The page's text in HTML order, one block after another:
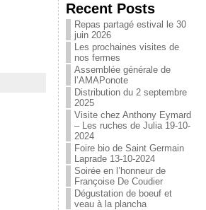
Recent Posts
Repas partagé estival le 30
juin 2026
Les prochaines visites de
nos fermes
Assemblée générale de
l’AMAPonote
Distribution du 2 septembre
2025
Visite chez Anthony Eymard
– Les ruches de Julia 19-10-
2024
Foire bio de Saint Germain
Laprade 13-10-2024
Soirée en l’honneur de
Françoise De Coudier
Dégustation de boeuf et
veau à la plancha